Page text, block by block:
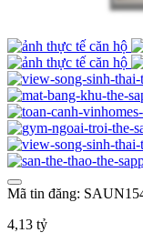
Mã tin đăng:
4,13 tỷ